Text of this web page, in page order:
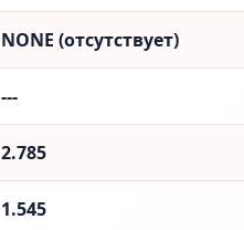
NONE (отсутствует)
---
2.785
1.545